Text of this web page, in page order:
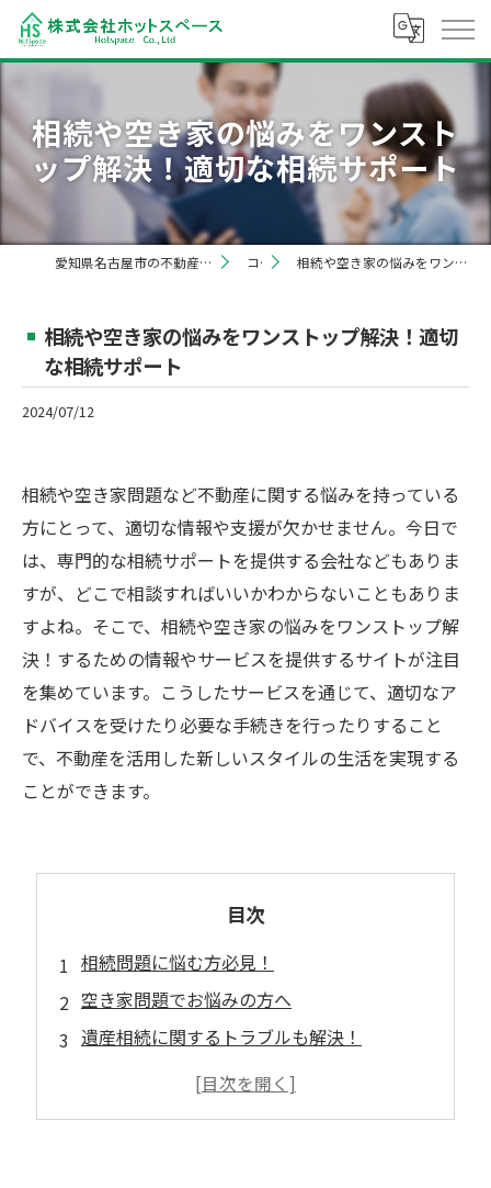
相続や空き家の悩みをワンスト
ップ解決！適切な相続サポート
愛知県名古屋市の不動産売却なら株式会社ホットスペース コラム 相続や空き家の悩みをワンストップ解決！適切な相続サポート
相続や空き家の悩みをワンストップ解決！適切
な相続サポート
2024/07/12
相続や空き家問題など不動産に関する悩みを持っている
方にとって、適切な情報や支援が欠かせません。今日で
は、専門的な相続サポートを提供する会社などもありま
すが、どこで相談すればいいかわからないこともありま
すよね。そこで、相続や空き家の悩みをワンストップ解
決！するための情報やサービスを提供するサイトが注目
を集めています。こうしたサービスを通じて、適切なア
ドバイスを受けたり必要な手続きを行ったりすること
で、不動産を活用した新しいスタイルの生活を実現する
ことができます。
目次
相続問題に悩む方必見！
空き家問題でお悩みの方へ
遺産相続に関するトラブルも解決！
相続手続きについて分からないことがあれば